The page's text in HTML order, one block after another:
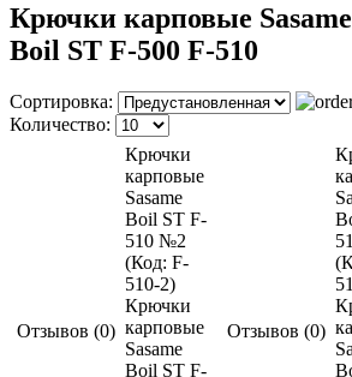
Крючки карповые Sasame
Boil ST F-500 F-510
Сортировка:
Количество:
Отзывов (0)
Крючки
карповые
Sasame
Boil ST F-
510 №2
(Код: F-
510-2)
Крючки
карповые
Sasame
Boil ST F-
Отзывов (0)